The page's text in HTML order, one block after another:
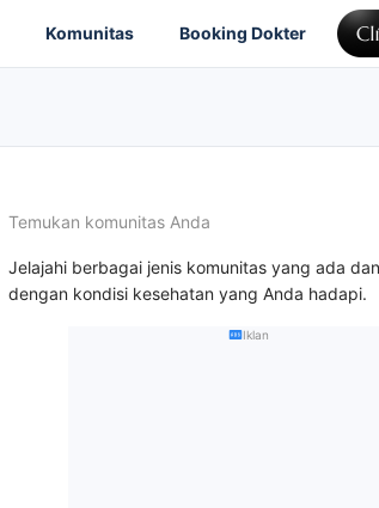
Komunitas Booking Dokter
Temukan komunitas Anda
Jelajahi berbagai jenis komunitas yang ada
dengan kondisi kesehatan yang Anda hadapi.
Iklan